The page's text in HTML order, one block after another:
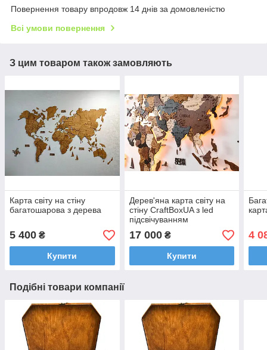
Повернення товару впродовж 14 днів за домовленістю
Всі умови повернення
З цим товаром також замовляють
Карта світу на стіну
багатошарова з дерева
5 400 ₴
Купити
Дерев'яна карта світу на
стіну CraftBoxUA з led
підсвічуванням
17 000₴
Купити
4
Подібні товари компанії